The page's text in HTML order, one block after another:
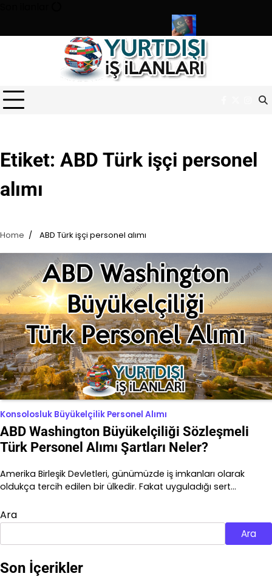
content
sınavı ile 180 personel alıyor Türk pasaportu ile
Facebook
Twitter
Etiket: ABD Türk işçi personel
alımı
Home ABD Türk işçi personel alımı
Konsolosluk Büyükelçilik Personel Alımı
ABD Washington Büyükelçiliği Sözleşmeli
Türk Personel Alımı Şartları Neler?
Amerika Birleşik Devletleri, günümüzde iş imkanları olarak
oldukça tercih edilen bir ülkedir. Fakat uyguladığı sert…
Ara
Ara
Son İçerikler